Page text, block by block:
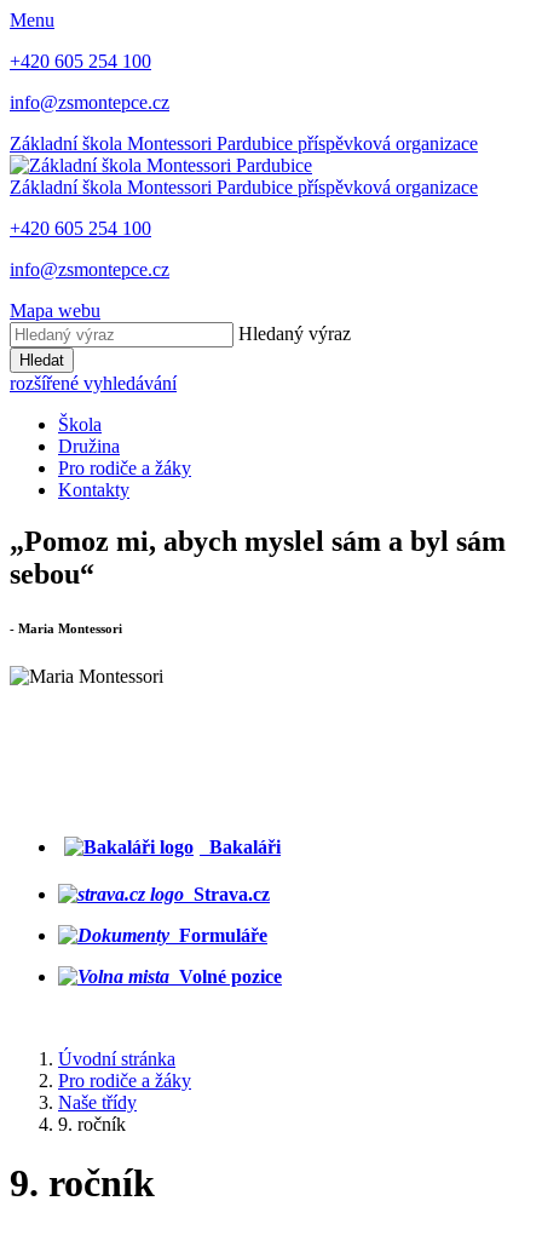
Menu
+420 605 254 100
info@zsmontepce.cz
Základní škola Montessori Pardubice příspěvková organizace
Základní škola Montessori Pardubice příspěvková organizace
+420 605 254 100
info@zsmontepce.cz
Mapa webu
Hledaný výraz
Hledat
rozšířené vyhledávání
Škola
Družina
Pro rodiče a žáky
Kontakty
„Pomoz mi, abych myslel sám a byl sám
sebou“
- Maria Montessori
Bakaláři
Strava.cz
Formuláře
Volné pozice
Úvodní stránka
Pro rodiče a žáky
Naše třídy
9. ročník
9. ročník